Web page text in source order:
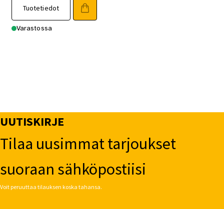
oli:
890,00 €.
on:
725,00 €.
Tuotetiedot
Varastossa
UUTISKIRJE
Tilaa uusimmat tarjoukset
suoraan sähköpostiisi
Voit peruuttaa tilauksen koska tahansa.